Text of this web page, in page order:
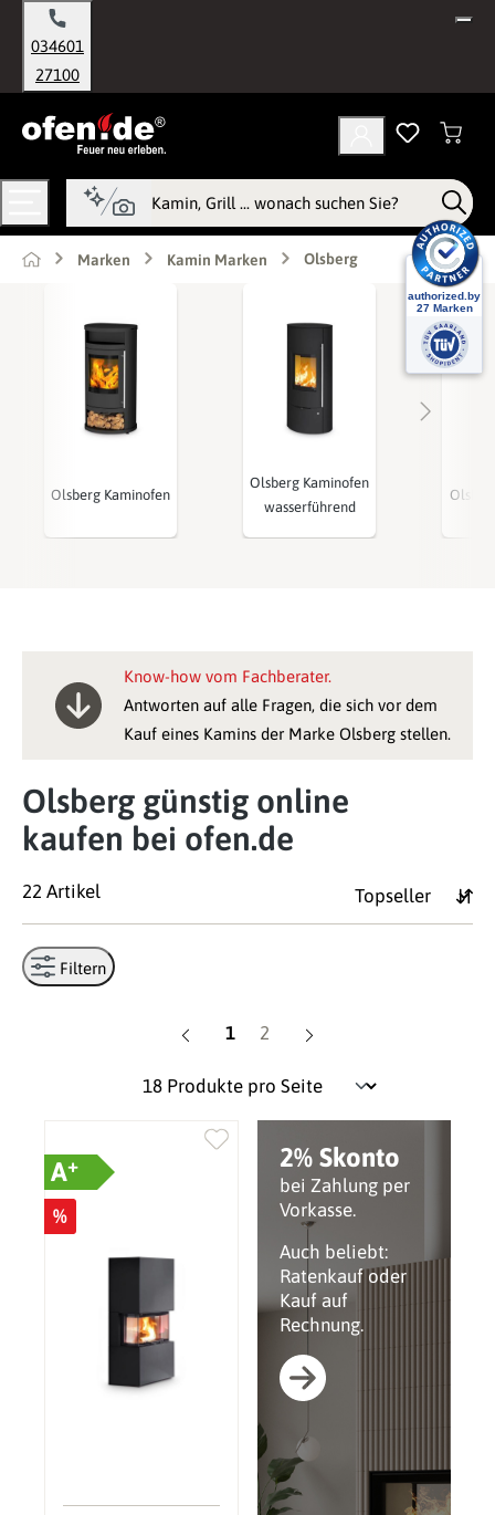
springen
034601
27100
Marken Kamin Marken Olsberg
Olsberg Kaminofen
Olsberg Kaminofen
wasserführend
Know-how vom Fachberater.
Antworten auf alle Fragen, die sich vor dem
Kauf eines Kamins der Marke Olsberg stellen.
Olsberg günstig online
kaufen bei ofen.de
22 Artikel
Filtern
Seite
1 Seite
2
2% Skonto
bei Zahlung per
Vorkasse.
Auch beliebt:
Ratenkauf oder
Kauf auf
Rechnung.
A+
%